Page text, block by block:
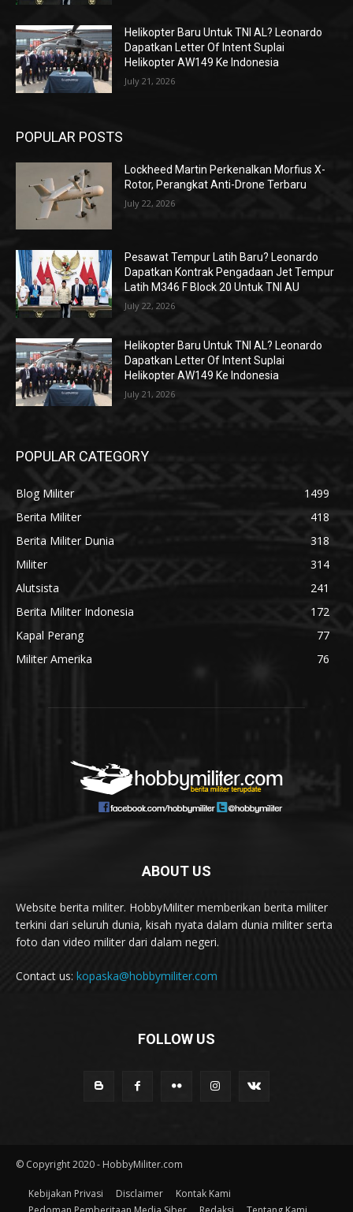
Helikopter Baru Untuk TNI AL? Leonardo
Dapatkan Letter Of Intent Suplai
Helikopter AW149 Ke Indonesia
July 21, 2026
POPULAR POSTS
Lockheed Martin Perkenalkan Morfius X-
Rotor, Perangkat Anti-Drone Terbaru
July 22, 2026
Pesawat Tempur Latih Baru? Leonardo
Dapatkan Kontrak Pengadaan Jet Tempur
Latih M346 F Block 20 Untuk TNI AU
July 22, 2026
Helikopter Baru Untuk TNI AL? Leonardo
Dapatkan Letter Of Intent Suplai
Helikopter AW149 Ke Indonesia
July 21, 2026
POPULAR CATEGORY
Blog Militer
1499
Berita Militer
418
Berita Militer Dunia
318
Militer
314
Alutsista
241
Berita Militer Indonesia
172
Kapal Perang
77
Militer Amerika
76
ABOUT US
Website berita militer. HobbyMiliter memberikan berita militer
terkini dari seluruh dunia, kisah nyata dalam dunia militer serta
foto dan video militer dari dalam negeri.
Contact us: kopaska@hobbymiliter.com
FOLLOW US
© Copyright 2020 - HobbyMiliter.com
Kebijakan Privasi Disclaimer
Kontak Kami